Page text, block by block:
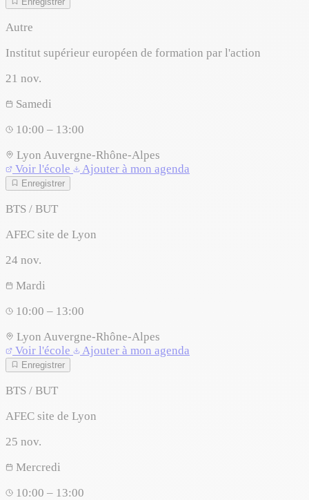
Autre
Institut supérieur européen de formation par l'action
21 nov.
Samedi
10:00 – 13:00
Lyon Auvergne-Rhône-Alpes
Voir l'école
Ajouter à mon agenda
Enregistrer
BTS / BUT
AFEC site de Lyon
24 nov.
Mardi
10:00 – 13:00
Lyon Auvergne-Rhône-Alpes
Voir l'école
Ajouter à mon agenda
Enregistrer
BTS / BUT
AFEC site de Lyon
25 nov.
Mercredi
10:00 – 13:00